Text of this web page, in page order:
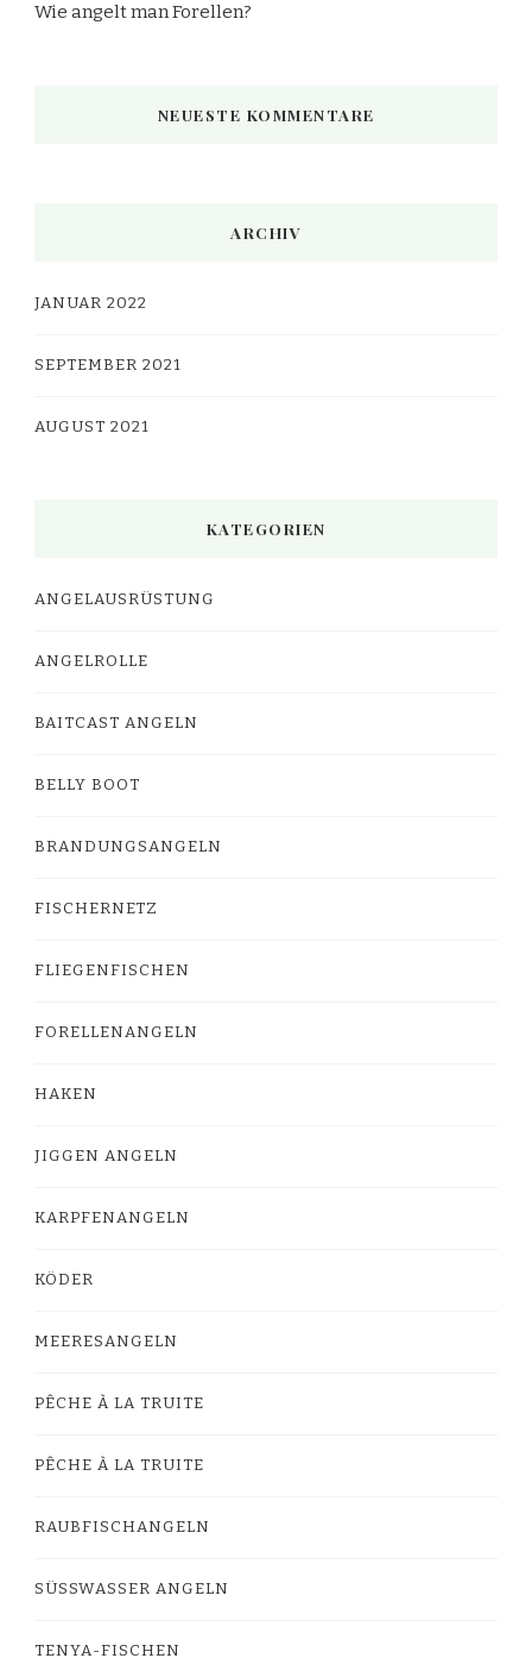
Wie angelt man Forellen?
NEUESTE KOMMENTARE
ARCHIV
JANUAR 2022
SEPTEMBER 2021
AUGUST 2021
KATEGORIEN
ANGELAUSRÜSTUNG
ANGELROLLE
BAITCAST ANGELN
BELLY BOOT
BRANDUNGSANGELN
FISCHERNETZ
FLIEGENFISCHEN
FORELLENANGELN
HAKEN
JIGGEN ANGELN
KARPFENANGELN
KÖDER
MEERESANGELN
PÊCHE À LA TRUITE
PÊCHE À LA TRUITE
RAUBFISCHANGELN
SÜSSWASSER ANGELN
TENYA-FISCHEN